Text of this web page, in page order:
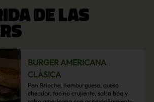
DE LAS
BURGER AMERICANA
CLÁSICA
Pan Brioche, hamburguesa, queso
cheddar, tocino crujiente, salsa bbq y